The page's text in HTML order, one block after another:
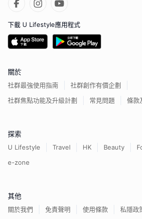
下載 U Lifestyle應用程式
關於
社群最強使用指南
社群創作有價企劃
社群焦點功能及升級計劃
常見問題 條款
探索
U Lifestyle Travel HK Beauty
e-zone
其他
關於我們 免責聲明 使用條款 私隱政